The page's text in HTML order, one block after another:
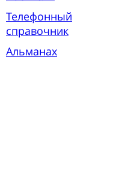
Телефонный
справочник
Альманах